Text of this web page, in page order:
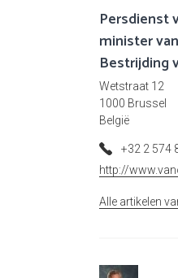
Persdienst
minister
Bestrijding
Wetstraat 12
1000 Brussel
België
+32 2 574
http://
Alle artikelen